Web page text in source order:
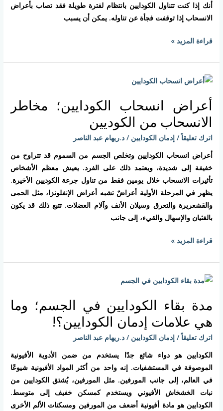
أنك إذا كنت تتناول الكودايين بانتظام لفترة طويلة فقد تصاب بأعراض
الانسحاب إذا توقفت فجأة عن تناوله. يمكن أن يسبب
قراءة المزيد »
أعراض انسحاب الكودايين؛ مخاطر
الانسحاب من الكوديين
اترك تعليقاً /إدمان الكودايين /د.ريهام عبد الناصر
أعراض انسحاب الكودايين وتخلص الجسم من السموم قد تتراوح من
خفيفة إلى شديدة، ويعتمد ذلك على الفرد. يعيش معظم الأشخاص
تأثيرات الانسحاب خلال يومين فقط من تناول جرعة الكوديين الأخيرة.
يظهر في المرحلة الأولية أعراضٌ تشبه أعراض الإنفلونزا، مثل الحمى
والقشعريرة والتعرق وسيلان الأنف وآلام العضلات. تتبع ذلك قد يكون
بالغثيان والإسهال والقيء، إلى جانب
أعراض
الكودايين؛
مخاطر
الانسحاب
من
الكوديين
قراءة المزيد »
مدة بقاء الكودايين في الجسم؛ وما
هي علامات إدمان الكودايين؟!
اترك تعليقاً /إدمان الكودايين /د.ريهام عبد الناصر
الكودايين هو دواء شائع جدًا يستخدم من ضمن الأدوية الأفيونية
الموصوفة في المستشفيات. إنه واحد من أكثر المواد الأفيونية شيوعًا
في العالم، إلى جانب المورفين. مثل المورفين، يُشتق الكودايين من
نبات الخشخاش الأفيوني ويستخدم كمسكن خفيف إلى متوسط.
الكودايين هو مادة أفيونية أضعف من المورفين ومسكنات الألم الأخرى
مدة
الكودايين
الجسم؛
وما
هي
علامات
إدمان
الكودايين؟!